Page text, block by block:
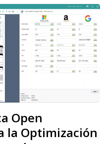
Open
la Optimización